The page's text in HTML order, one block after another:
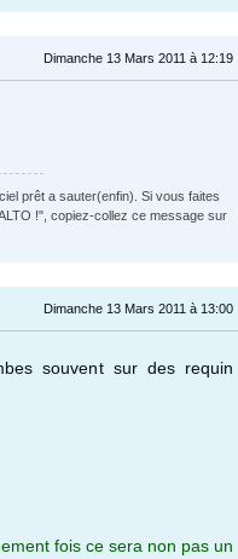
Dimanche 13 Mars 2011 à 12:19
prêt a sauter(enfin). Si vous faites
!", copiez-collez ce message sur
Dimanche 13 Mars 2011 à 13:00
souvent sur des requin
fois ce sera non pas un